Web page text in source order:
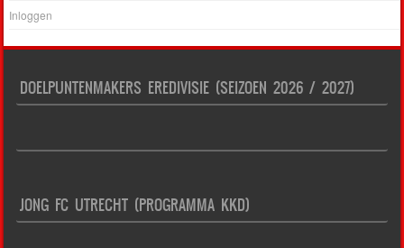
Inloggen
DOELPUNTENMAKERS EREDIVISIE (SEIZOEN 2026 / 2027)
JONG FC UTRECHT (PROGRAMMA KKD)